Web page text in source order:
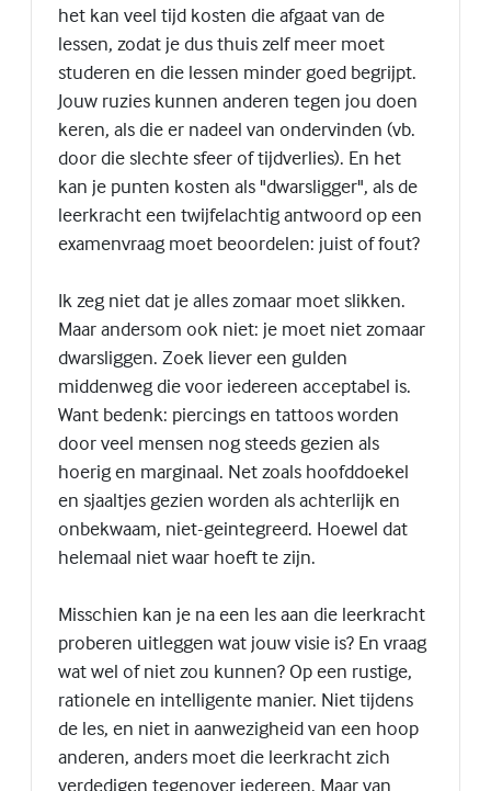
het kan veel tijd kosten die afgaat van de
lessen, zodat je dus thuis zelf meer moet
studeren en die lessen minder goed begrijpt.
Jouw ruzies kunnen anderen tegen jou doen
keren, als die er nadeel van ondervinden (vb.
door die slechte sfeer of tijdverlies). En het
kan je punten kosten als "dwarsligger", als de
leerkracht een twijfelachtig antwoord op een
examenvraag moet beoordelen: juist of fout?
Ik zeg niet dat je alles zomaar moet slikken.
Maar andersom ook niet: je moet niet zomaar
dwarsliggen. Zoek liever een gulden
middenweg die voor iedereen acceptabel is.
Want bedenk: piercings en tattoos worden
door veel mensen nog steeds gezien als
hoerig en marginaal. Net zoals hoofddoekel
en sjaaltjes gezien worden als achterlijk en
onbekwaam, niet-geintegreerd. Hoewel dat
helemaal niet waar hoeft te zijn.
Misschien kan je na een les aan die leerkracht
proberen uitleggen wat jouw visie is? En vraag
wat wel of niet zou kunnen? Op een rustige,
rationele en intelligente manier. Niet tijdens
de les, en niet in aanwezigheid van een hoop
anderen, anders moet die leerkracht zich
verdedigen tegenover iedereen. Maar van